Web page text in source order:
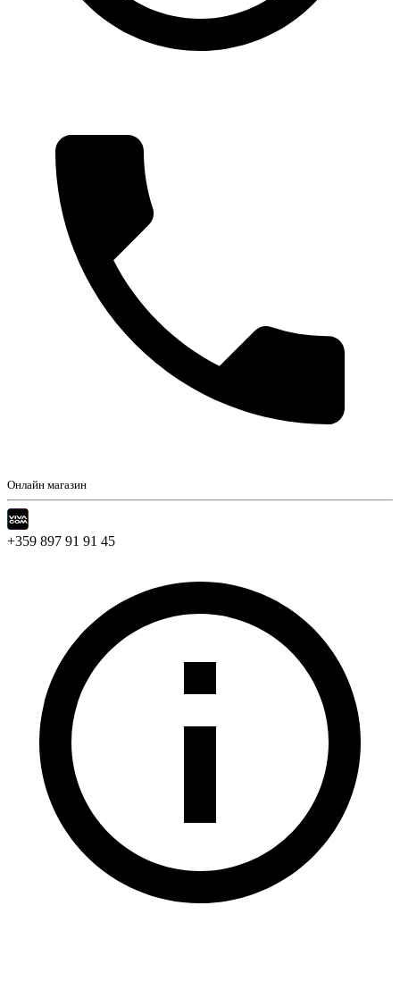
Онлайн магазин
+359 897 91 91 45